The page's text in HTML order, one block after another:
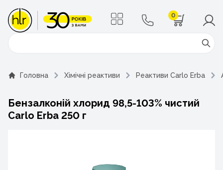
0
Поиск
Головна Хімічні реактиви Реактиви Carlo Erba
Бензалконій хлорид 98,5-103% чистий
Carlo Erba 250 г